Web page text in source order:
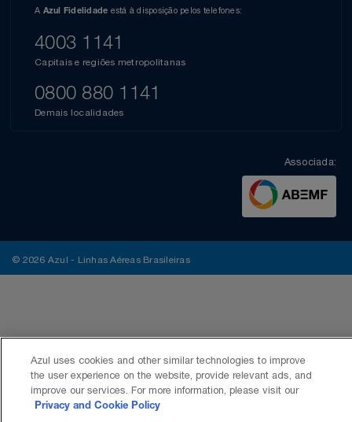
A Azul Fidelidade está à disposição pelos telefones:
4003 1141
Capitais e regiões metropolitanas
0800 880 1141
Demais localidades
Associada:
© 2026 Azul - Linhas Aéreas Brasileiras
Azul uses cookies and other similar technologies to improve
the user experience on the website, provide relevant ads, and
improve our services. For more information, please visit our
Privacy and Cookie Policy